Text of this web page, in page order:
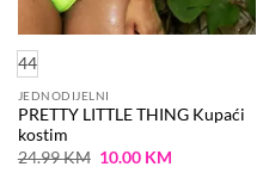
44
JEDNODIJELNI
PRETTY LITTLE THING Kupaći
kostim
24.99KM Original
10.00 KMCurrent